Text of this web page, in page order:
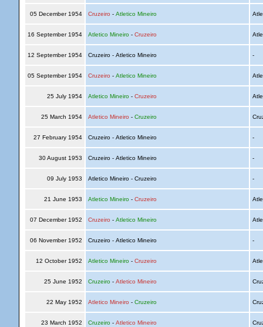
05 December 1954 Cruzeiro - Atletico Mineiro
16 September 1954 Atletico Mineiro- Cruzeiro
12 September 1954 Cruzeiro - Atletico Mineiro -
05 September 1954 Cruzeiro - Atletico Mineiro
25 July 1954 Atletico Mineiro- Cruzeiro
25 March 1954 Atletico Mineiro - Cruzeiro
27 February 1954 Cruzeiro - Atletico Mineiro -
30 August 1953 Cruzeiro - Atletico Mineiro -
09 July 1953 Atletico Mineiro - Cruzeiro -
21 June 1953 Atletico Mineiro- Cruzeiro
07 December 1952 Cruzeiro - Atletico Mineiro
06 November 1952 Cruzeiro - Atletico Mineiro -
12 October 1952 Atletico Mineiro- Cruzeiro
25 June 1952 Cruzeiro- Atletico Mineiro
22 May 1952 Atletico Mineiro - Cruzeiro
23 March 1952 Cruzeiro- Atletico Mineiro